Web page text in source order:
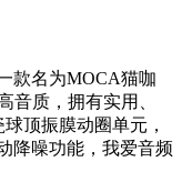
款名为MOCA猫咖
音质，拥有实用、
顶振膜动圈单元，
降噪功能，我爱音频